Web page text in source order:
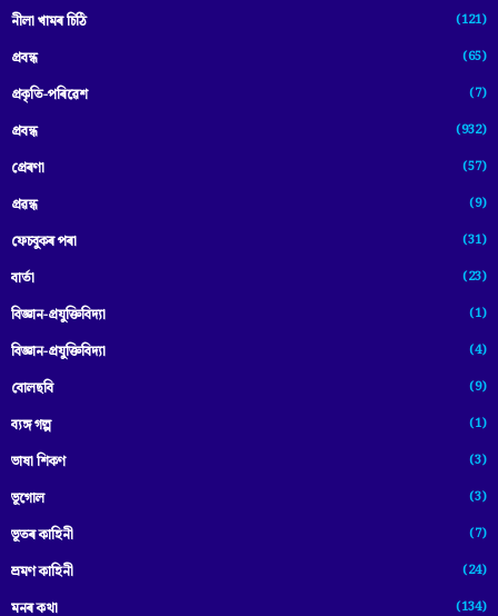
নীলা খামৰ চিঠি (121)
প্রবন্ধ (65)
প্ৰকৃতি-পৰিৱেশ (7)
প্ৰবন্ধ (932)
প্ৰেৰণা (57)
প্ৰৱন্ধ (9)
ফেচবুকৰ পৰা (31)
বাৰ্তা (23)
বিজ্ঞান-প্রযুক্তিবিদ্যা (1)
বিজ্ঞান-প্ৰযুক্তিবিদ্যা (4)
বোলছবি (9)
ব্যঙ্গ গল্প (1)
ভাষা শিকণ (3)
ভূগোল (3)
ভূতৰ কাহিনী (7)
ভ্ৰমণ কাহিনী (24)
মনৰ কথা (134)